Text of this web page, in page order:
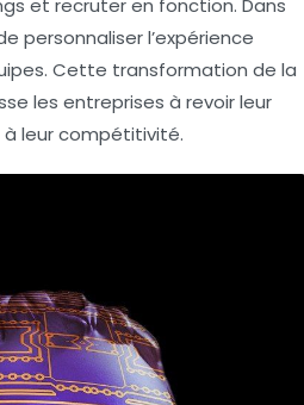
et recruter en fonction. Dans
personnaliser l’expérience
Cette transformation de la
les entreprises à revoir leur
leur compétitivité.